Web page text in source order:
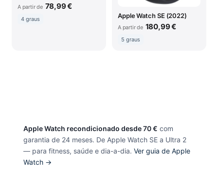
A partir de 78,99 €
4 graus Apple Watch SE (2022)
A partir de 180,99 €
5 graus
Apple Watch recondicionado desde 70 € com
garantia de 24 meses. De Apple Watch SE a Ultra 2
— para fitness, saúde e dia-a-dia. Ver guia de Apple
Watch →